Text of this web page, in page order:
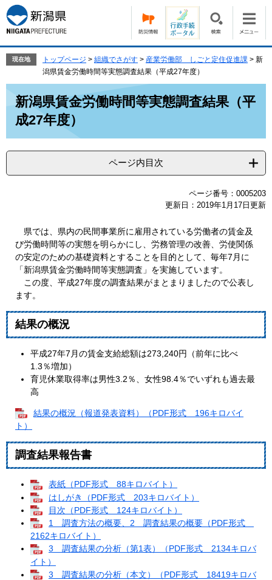
ー
ジ
の
で
す。
ニ
ュ
ー
ば
現在地 トップページ > 組織でさがす > 産業労働部 しごと定住促進課 > 新
潟県賃金労働時間等実態調査結果（平成27年度）
新潟県賃金労働時間等実態調査結果（平
成27年度）
ページ内目次
ページ番号：0005203
更新日：2019年1月17日更新
県では、県内の民間事業所に雇用されている労働者の賃金及
び労働時間等の実態を明らかにし、労務管理の改善、労使関係
の安定のための基礎資料とすることを目的として、毎年7月に
「新潟県賃金労働時間等実態調査」を実施しています。
この度、平成27年度の調査結果がまとまりましたので公表し
ます。
結果の概況
平成27年7月の賃金支給総額は273,240円（前年に比べ
1.3％増加）
育児休業取得率は男性3.2％、女性98.4％でいずれも過去最
高
結果の概況（報道発表資料）（PDF形式 196キロバイ
ト）
調査結果報告書
表紙（PDF形式 88キロバイト）
はしがき（PDF形式 203キロバイト）
目次（PDF形式 124キロバイト）
1 調査方法の概要、2 調査結果の概要（PDF形式
2162キロバイト）
3 調査結果の分析（第1表）（PDF形式 2134キロバ
イト）
3 調査結果の分析（本文）（PDF形式 18419キロバ